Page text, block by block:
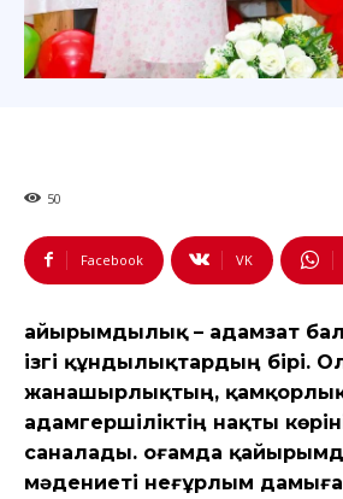
50
Facebook VK
Қайырымдылық – адамзат
ізгі құндылықтардың бірі.
жанашырлықтың,
адамгершіліктің нақты
саналады. Қоғамда
мәдениеті неғұрлым